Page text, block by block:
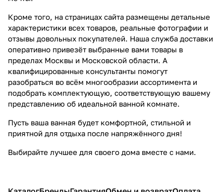
Кроме того, на страницах сайта размещены детальные
характеристики всех товаров, реальные фотографии и
отзывы довольных покупателей. Наша служба доставки
оперативно привезёт выбранные вами товары в
пределах Москвы и Московской области. А
квалифицированные консультанты помогут
разобраться во всём многообразии ассортимента и
подобрать комплектующую, соответствующую вашему
представлению об идеальной ванной комнате.
Пусть ваша ванная будет комфортной, стильной и
приятной для отдыха после напряжённого дня!
Выбирайте лучшее для своего дома вместе с нами.